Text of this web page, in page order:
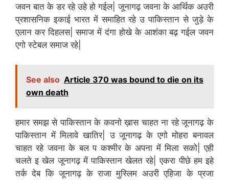
जवन बात के डर रहे उहे हो गईल| जूनागढ़ जवना के आर्थिक अउरी
प्रशासनिक इकाई भारत में समाहित रहे उ पाकिस्तान से जुड़े के
एलान कर दिहलस| समाज में दंगा होखे के आशंका बढ़ गईल जवन
एगो स्टेबल समाज रहे|
See also Article 370 was bound to die on its
own death
हमार समझ से पाकिस्तान के कवनो ख़ास चाहत ना रहे जूनागढ़ के
पाकिस्तान में मिलावे खातिर| उ जूनागढ़ के एगो मोहरा बनावल
चाहत रहे जवना के बल प कश्मीर के अपना में मिला सको| एही
चलते इ खेल जूनागढ़ में पाकिस्तान खेलत रहे| एकरा पीछे हम इहे
तर्क देब कि जूनागढ़ के राजा मुस्लिम अउरी एहिजा के प्रजा